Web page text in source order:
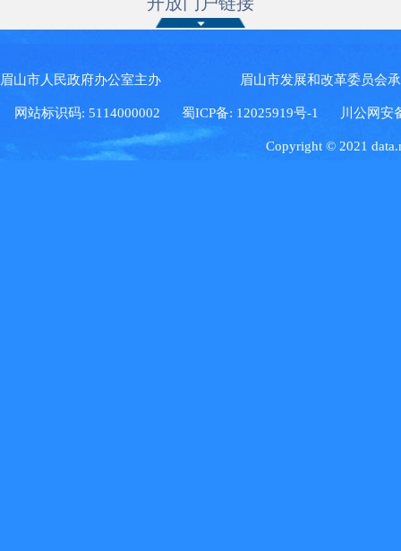
眉山市人民政府办公室主办 眉山市发展和改革委员
网站标识码: 5114000002 蜀ICP备: 12025919号-1 川公网安
Copyright © 2021